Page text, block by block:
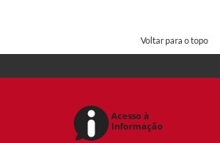
Voltar para o topo